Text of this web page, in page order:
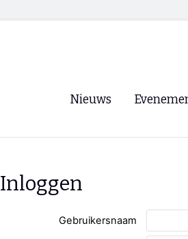
Nieuws
Inloggen
Gebruikersnaam